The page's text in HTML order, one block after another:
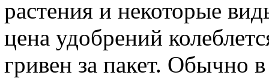
растения и некоторые
цена удобрений
гривен за пакет. Обычно